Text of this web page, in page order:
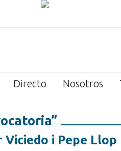
Directo Nosotros
i Pepe Llop